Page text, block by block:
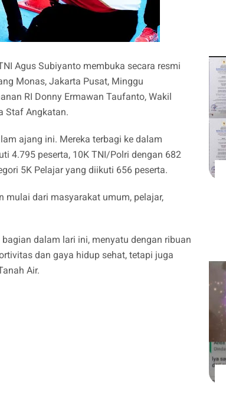
Agus Subiyanto membuka secara resmi
Monas, Jakarta Pusat, Minggu
RI Donny Ermawan Taufanto, Wakil
Staf Angkatan.
ajang ini. Mereka terbagi ke dalam
4.795 peserta, 10K TNI/Polri dengan 682
5K Pelajar yang diikuti 656 peserta.
mulai dari masyarakat umum, pelajar,
dalam lari ini, menyatu dengan ribuan
dan gaya hidup sehat, tetapi juga
Air.